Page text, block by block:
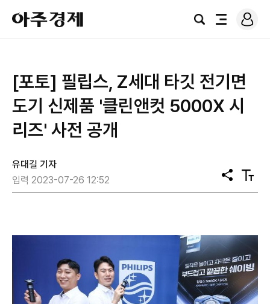
아
주
경
검
전
로
그
[포토] 필립스, Z세대 타깃 전기면
도기 신제품 '클린앤컷 5000X 시
리즈' 사전 공개
유대길 기자
입력 2023-07-26 12:52
공
유
텍
스